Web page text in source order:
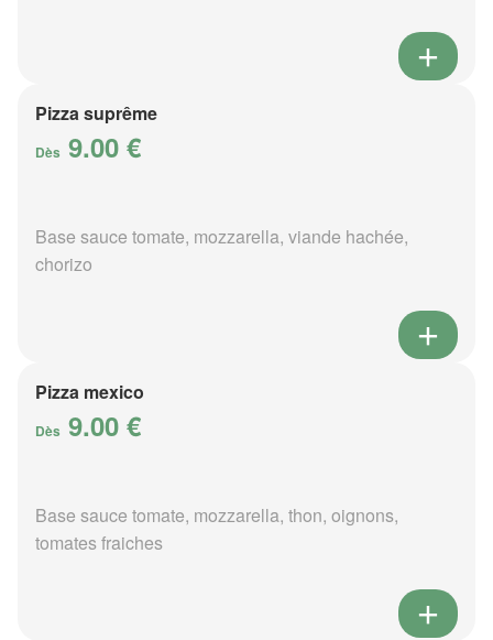
Pizza suprême
Dès 9.00 €
Base sauce tomate, mozzarella, viande hachée,
chorizo
Pizza mexico
Dès 9.00 €
Base sauce tomate, mozzarella, thon, oignons,
tomates fraiches